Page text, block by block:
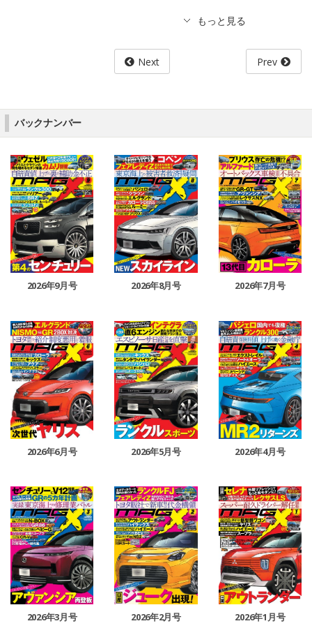
Next Prev
バックナンバー
2026年9月号 2026年8月号 2026年7月号
2026年6月号 2026年5月号 2026年4月号
2026年3月号 2026年2月号 2026年1月号